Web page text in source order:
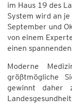
im Haus 19 des
System wird an
September und
von einem
einen
Moderne
größtmögliche
gewinnt daher